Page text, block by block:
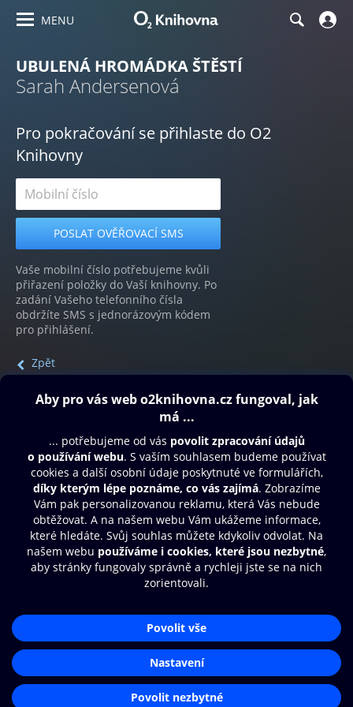
MENU
UBULENÁ HROMÁDKA ŠTĚSTÍ
Sarah Andersenová
Pro pokračování se přihlaste do O2
Knihovny
Vaše mobilní číslo potřebujeme kvůli
přiřazení položky do Vaší knihovny. Po
zadání Vašeho telefonního čísla
obdržíte SMS s jednorázovým kódem
pro přihlášení.
Zpět
Obsah ke stažení
Moje O2 Knihovna
Další zábava
© O2 Czech Republic a.s.
Přístupnost
Zásady zpracování osobních údajů
Nastavení cookies
Aplikace O2 Knihovna
Čti a poslouchej své e-knihy a
audioknihy rychleji a pohodlněji.